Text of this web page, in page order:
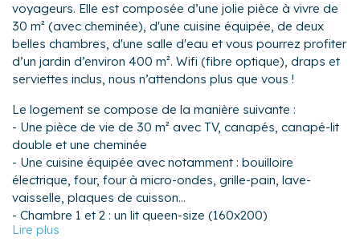
voyageurs. Elle est composée d’une jolie pièce à vivre de
30 m² (avec cheminée), d'une cuisine équipée, de deux
belles chambres, d'une salle d'eau et vous pourrez profiter
d’un jardin d’environ 400 m². Wifi (fibre optique), draps et
serviettes inclus, nous n’attendons plus que vous !
Le logement se compose de la manière suivante :
- Une pièce de vie de 30 m² avec TV, canapés, canapé-lit
double et une cheminée
- Une cuisine équipée avec notamment : bouilloire
électrique, four, four à micro-ondes, grille-pain, lave-
vaisselle, plaques de cuisson...
- Chambre 1 et 2 : un lit queen-size (160x200)
- Une salle d'eau avec douche et WC